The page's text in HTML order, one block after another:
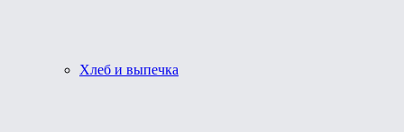
Хлеб и выпечка